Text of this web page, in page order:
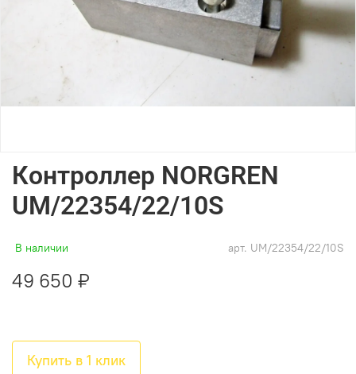
Контроллер NORGREN
UM/22354/22/10S
В наличии арт. UM/22354/22/10S
49 650 ₽
Купить в 1 клик